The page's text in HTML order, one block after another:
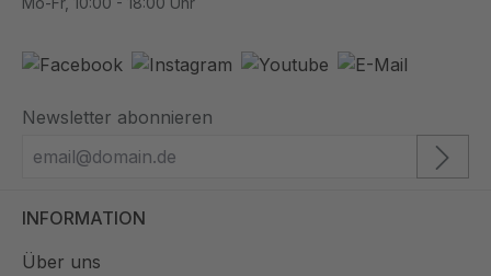
Newsletter abonnieren
INFORMATION
Über uns